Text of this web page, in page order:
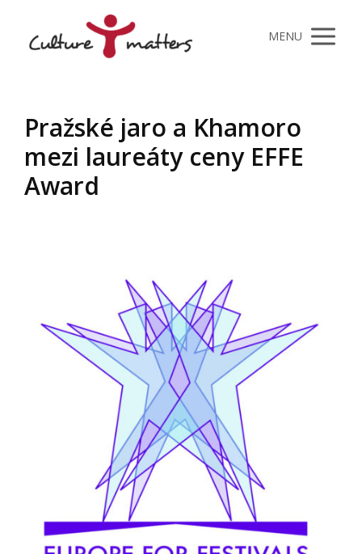
MENU
Pražské jaro a Khamoro
mezi laureáty ceny EFFE
Award